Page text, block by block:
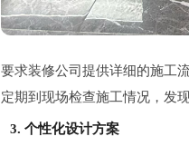
要求装修公司提供详细的施工
定期到现场检查施工情况，发
3. 个性化设计方案